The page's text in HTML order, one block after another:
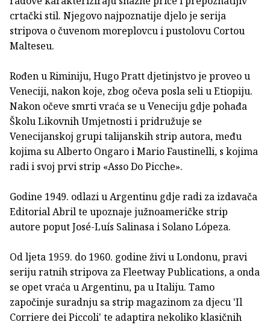
crtački stil. Njegovo najpoznatije djelo je serija
stripova o čuvenom moreplovcu i pustolovu Cortou
Malteseu.
Rođen u Riminiju, Hugo Pratt djetinjstvo je proveo u
Veneciji, nakon koje, zbog očeva posla seli u Etiopiju.
Nakon očeve smrti vraća se u Veneciju gdje pohađa
Školu Likovnih Umjetnosti i pridružuje se
Venecijanskoj grupi talijanskih strip autora, među
kojima su Alberto Ongaro i Mario Faustinelli, s kojima
radi i svoj prvi strip «Asso Do Picche».
Godine 1949. odlazi u Argentinu gdje radi za izdavača
Editorial Abril te upoznaje južnoameričke strip
autore poput José-Luís Salinasa i Solano Lópeza.
Od ljeta 1959. do 1960. godine živi u Londonu, pravi
seriju ratnih stripova za Fleetway Publications, a onda
se opet vraća u Argentinu, pa u Italiju. Tamo
započinje suradnju sa strip magazinom za djecu 'Il
Corriere dei Piccoli' te adaptira nekoliko klasičnih